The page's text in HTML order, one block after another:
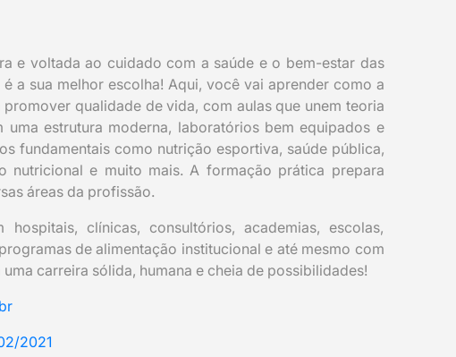
e voltada ao cuidado com a saúde e o bem-estar das
a sua melhor escolha! Aqui, você vai aprender como a
qualidade de vida, com aulas que unem teoria
uma estrutura moderna, laboratórios bem equipados e
fundamentais como nutrição esportiva, saúde pública,
nutricional e muito mais. A formação prática prepara
áreas da profissão.
clínicas, consultórios, academias, escolas,
de alimentação institucional e até mesmo com
carreira sólida, humana e cheia de possibilidades!
2021